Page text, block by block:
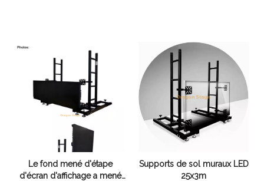
largement utilisé lors
d'événements en salle
pour différents besoins.
Le fond mené d'étape
d'écran d'affichage a mené
Supports de sol muraux LED
25x3m